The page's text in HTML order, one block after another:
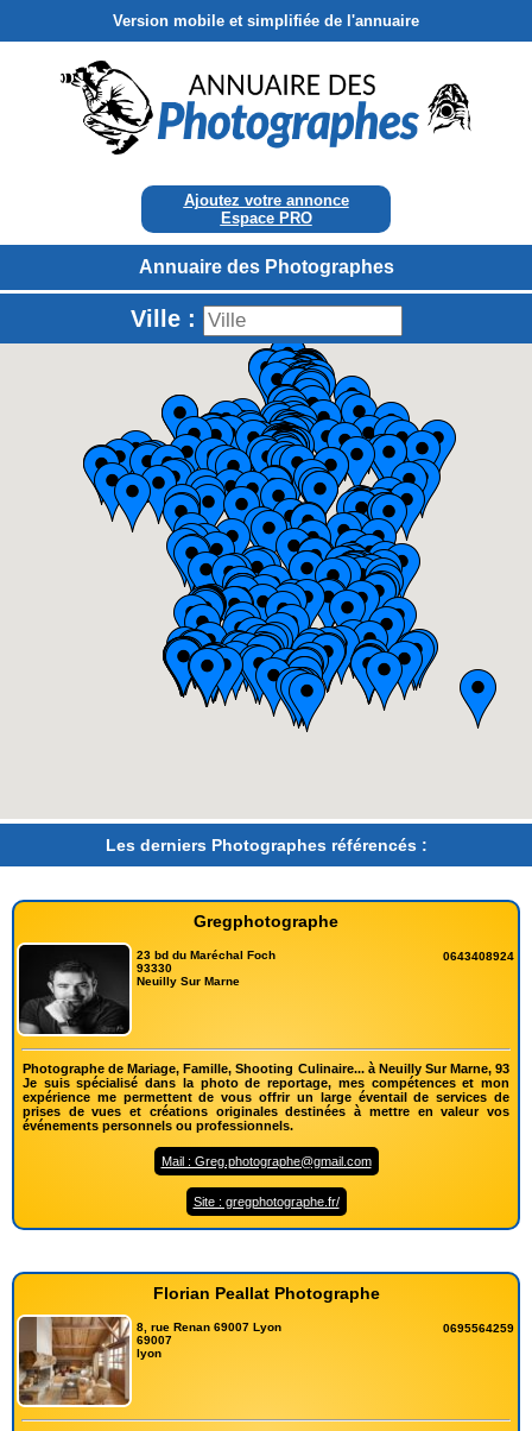
Version mobile et simplifiée de l'annuaire
Ajoutez votre annonce
Espace PRO
Annuaire des Photographes
Ville :
Les derniers Photographes référencés :
Gregphotographe
23 bd du Maréchal Foch
93330
Neuilly Sur Marne
0643408924
Photographe de Mariage, Famille, Shooting Culinaire... à Neuilly Sur Marne, 93
Je suis spécialisé dans la photo de reportage, mes compétences et mon
expérience me permettent de vous offrir un large éventail de services de
prises de vues et créations originales destinées à mettre en valeur vos
événements personnels ou professionnels.
Mail : Greg.photographe@gmail.com
Site : gregphotographe.fr/
Florian Peallat Photographe
8, rue Renan 69007 Lyon
69007
lyon
0695564259